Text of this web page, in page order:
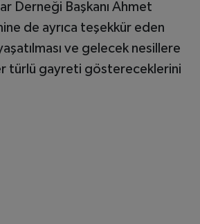
Derneği Başkanı Ahmet
de ayrıca teşekkür eden
ve gelecek nesillere
türlü gayreti göstereceklerini